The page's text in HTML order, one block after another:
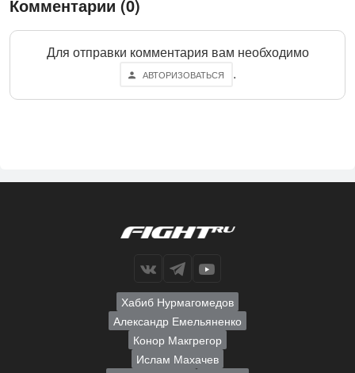
Комментарии (0)
Для отправки комментария вам необходимо
АВТОРИЗОВАТЬСЯ .
Хабиб Нурмагомедов
Александр Емельяненко
Конор Макгрегор
Ислам Махачев